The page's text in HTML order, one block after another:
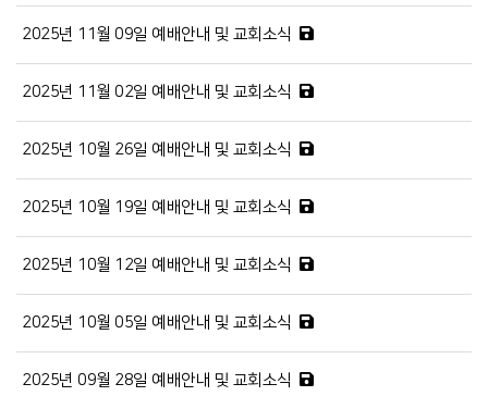
2025년 11월 09일 예배안내 및 교회소식
2025년 11월 02일 예배안내 및 교회소식
2025년 10월 26일 예배안내 및 교회소식
2025년 10월 19일 예배안내 및 교회소식
2025년 10월 12일 예배안내 및 교회소식
2025년 10월 05일 예배안내 및 교회소식
2025년 09월 28일 예배안내 및 교회소식